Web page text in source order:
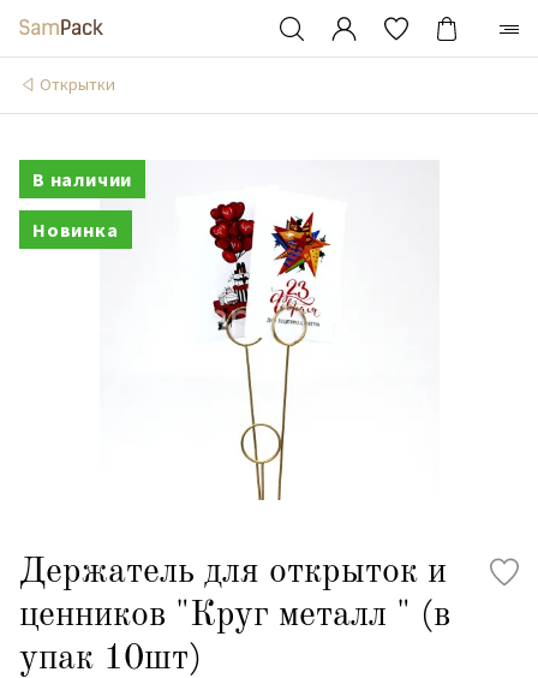
Открытки
В наличии
Новинка
Держатель для открыток и
ценников "Круг металл " (в
упак 10шт)